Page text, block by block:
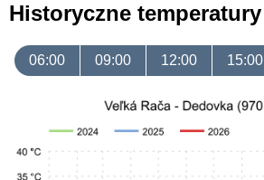
Historyczne temperatury
06:00 09:00 12:00 15:00